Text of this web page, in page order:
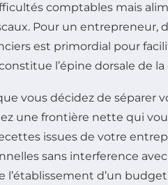
comptables mais
Pour un entrepreneur,
est primordial pour
l’épine dorsale de
vous décidez de séparer
une frontière nette qui
issues de votre
sans interference
l’établissement d’un